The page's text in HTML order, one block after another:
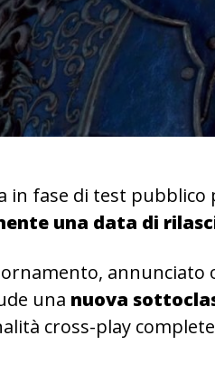
in fase di test pubblico
una data di
una nuova
cross-play